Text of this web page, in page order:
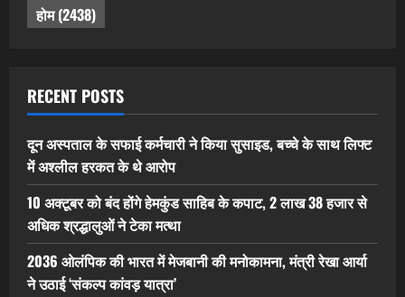
होम(2438)
RECENT POSTS
दून अस्पताल के सफाई कर्मचारी ने किया सुसाइड, बच्चे के साथ लिफ्ट
में अश्लील हरकत के थे आरोप
10 अक्टूबर को बंद होंगे हेमकुंड साहिब के कपाट, 2 लाख 38 हजार से
अधिक श्रद्धालुओं ने टेका मत्था
2036 ओलंपिक की भारत में मेजबानी की मनोकामना, मंत्री रेखा आर्या
ने उठाई ‘संकल्प कांवड़ यात्रा’